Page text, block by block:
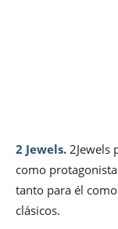
2 Jewels. 2Jewels
como
tanto para él
clásicos.